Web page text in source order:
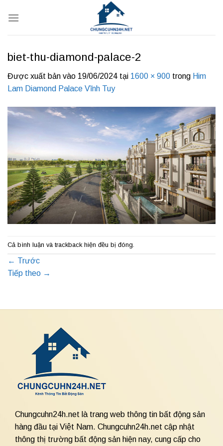
qua
biet-thu-diamond-palace-2
Được xuất bản vào 19/06/2024 tại 1600 × 900 trong Him
Lam Diamond Palace Vĩnh Tuy
Cả bình luận và trackback hiện đều bị đóng.
← Trước
Tiếp theo →
Chungcuhn24h.net là trang web thông tin bất động sản
hàng đầu tại Việt Nam. Chungcuhn24h.net cập nhật
thông thị trường bất động sản hiện nay, cung cấp cho